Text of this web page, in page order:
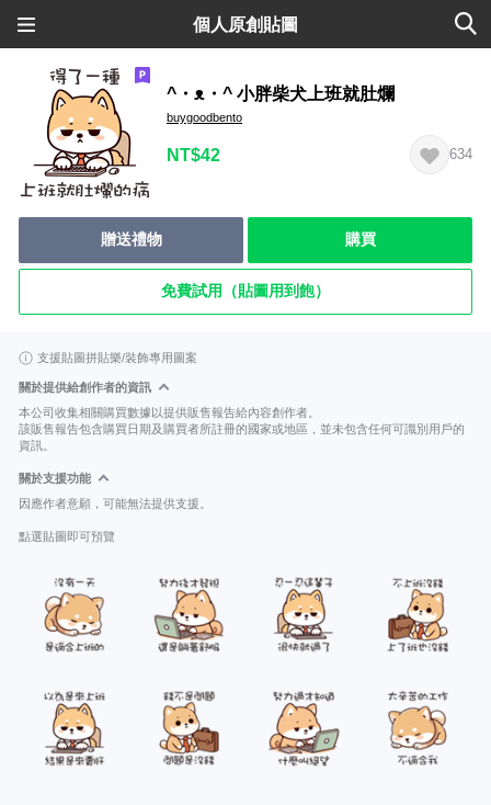
個人原創貼圖
^・ᴥ・^ 小胖柴犬上班就肚爛
buygoodbento
NT$42 634
贈送禮物 購買
免費試用（貼圖用到飽）
支援貼圖拼貼樂/裝飾專用圖案
關於提供給創作者的資訊
本公司收集相關購買數據以提供販售報告給內容創作者。
該販售報告包含購買日期及購買者所註冊的國家或地區，並未包含任何可識別用戶的
資訊。
關於支援功能
因應作者意願，可能無法提供支援。
點選貼圖即可預覽